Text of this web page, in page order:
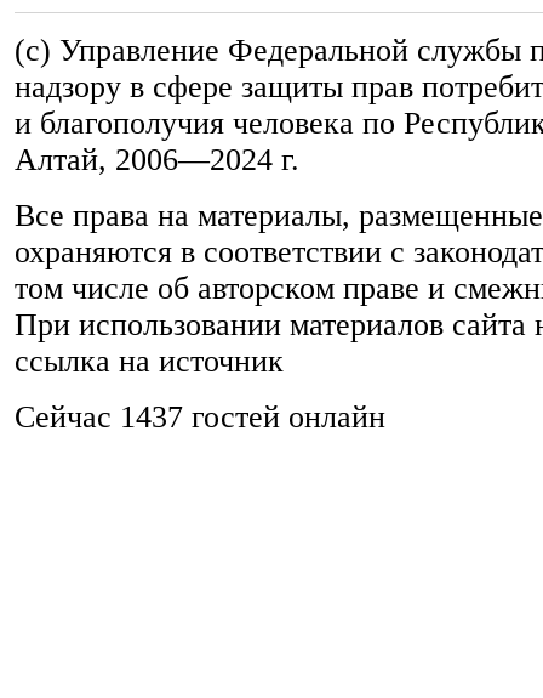
(c) Управление Федеральной службы
надзору в сфере защиты прав
и благополучия человека по
Алтай, 2006—2024 г.
Все права на материалы,
охраняются в соответствии с
том числе об авторском праве и
При использовании материалов сайта
ссылка на источник
Сейчас 1437 гостей онлайн